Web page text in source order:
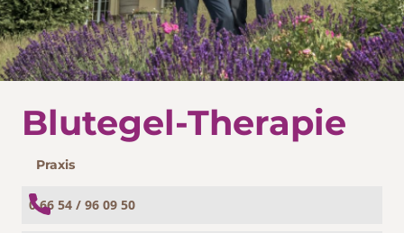
Blutegel-Therapie
Praxis
0 66 54 / 96 09 50